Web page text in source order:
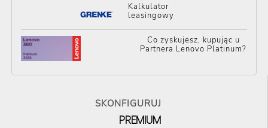
Kalkulator
leasingowy
Co zyskujesz, kupując u
Partnera Lenovo Platinum?
SKONFIGURUJ
PREMIUM